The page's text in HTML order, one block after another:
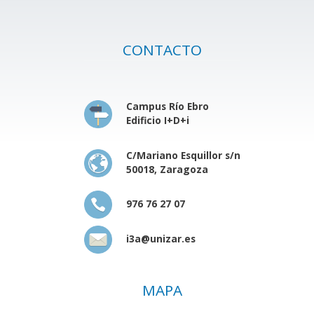
CONTACTO
Campus Río Ebro
Edificio I+D+i
C/Mariano Esquillor s/n
50018, Zaragoza
976 76 27 07
i3a@unizar.es
MAPA